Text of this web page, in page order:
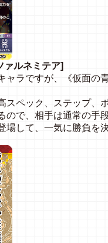
ァルネミテア]
ャラですが、《仮面の
スペック、ステップ、
ので、相手は通常の手
場して、一気に勝負を